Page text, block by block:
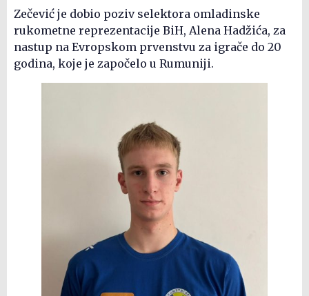
Zečević je dobio poziv selektora omladinske
rukometne reprezentacije BiH, Alena Hadžića, za
nastup na Evropskom prvenstvu za igrače do 20
godina, koje je započelo u Rumuniji.